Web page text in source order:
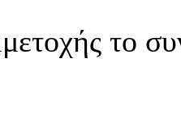
το